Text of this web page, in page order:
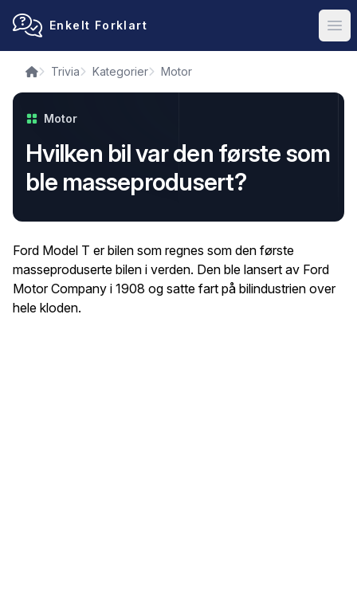
Enkelt Forklart
Trivia Kategorier Motor
Motor
Hvilken bil var den første som
ble masseprodusert?
Ford Model T er bilen som regnes som den første
masseproduserte bilen i verden. Den ble lansert av Ford
Motor Company i 1908 og satte fart på bilindustrien over
hele kloden.